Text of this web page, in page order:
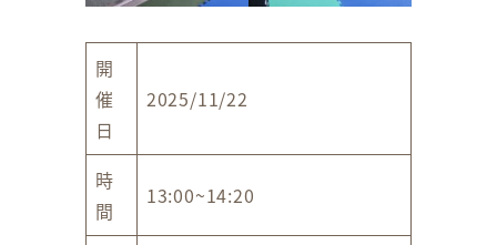
開
催
日
2025/11/22
時
間
13:00~14:20